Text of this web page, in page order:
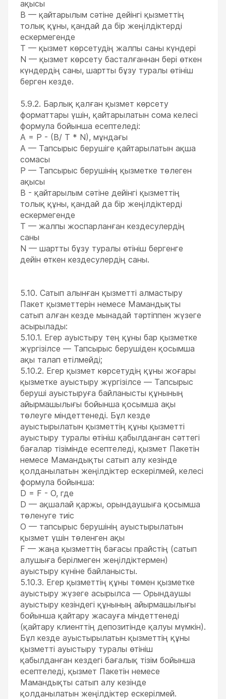
ақысы
B — қайтарылым сәтіне дейінгі қызметтің
толық құны, қандай да бір жеңілдіктерді
ескермегенде
T — қызмет көрсетудің жалпы саны күндері
N — қызмет көрсету басталғаннан бері өткен
күндердің саны, шартты бұзу туралы өтініш
берген кезде.
5.9.2. Барлық қалған қызмет көрсету
форматтары үшін, қайтарылатын сома келесі
формула бойынша есептеледі:
A = P - (B/ T * N), мұндағы
А — Тапсырыс берушіге қайтарылатын ақша
сомасы
P — Тапсырыс берушінің қызметке төлеген
ақысы
B - қайтарылым сәтіне дейінгі қызметтің
толық құны, қандай да бір жеңілдіктерді
ескермегенде
T — жалпы жоспарланған кездесулердің
саны
N — шартты бұзу туралы өтініш бергенге
дейін өткен кездесулердің саны.
5.10. Сатып алынған қызметті алмастыру
Пакет қызметтерін немесе Мамандықты
сатып алған кезде мынадай тәртіппен жүзеге
асырылады:
5.10.1. Егер ауыстыру тең құны бар қызметке
жүргізілсе — Тапсырыс берушіден қосымша
ақы талап етілмейді;
5.10.2. Егер қызмет көрсетудің құны жоғары
қызметке ауыстыру жүргізілсе — Тапсырыс
беруші ауыстыруға байланысты құнының
айырмашылығы бойынша қосымша ақы
төлеуге міндеттенеді. Бұл кезде
ауыстырылатын қызметтің құны қызметті
ауыстыру туралы өтініш қабылданған сәттегі
бағалар тізімінде есептеледі, қызмет Пакетін
немесе Мамандықты сатып алу кезінде
қолданылатын жеңілдіктер ескерілмей, келесі
формула бойынша:
D = F - О, где
D — ақшалай қаржы, орындаушыға қосымша
төленуге тиіс
О — тапсырыс берушінің ауыстырылатын
қызмет үшін төленген ақы
F — жаңа қызметтің бағасы прайстің (сатып
алушыға берілмеген жеңілдіктермен)
ауыстыру күніне байланысты.
5.10.3. Егер қызметтің құны төмен қызметке
ауыстыру жүзеге асырылса — Орындаушы
ауыстыру кезіндегі құнының айырмашылығы
бойынша қайтару жасауға міндеттенеді
(қайтару клиенттің депозитінде қалуы мүмкін).
Бұл кезде ауыстырылатын қызметтің құны
қызметті ауыстыру туралы өтініш
қабылданған кездегі бағалық тізім бойынша
есептеледі, қызмет Пакетін немесе
Мамандықты сатып алу кезінде
қолданылатын жеңілдіктер ескерілмей.